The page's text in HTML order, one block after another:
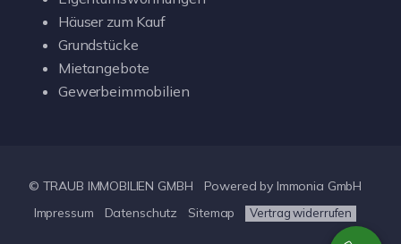
Häuser zum Kauf
Grundstücke
Mietangebote
Gewerbeimmobilien
© TRAUB IMMOBILIEN GMBH
Powered by Immonia GmbH
Impressum
Datenschutz Sitemap Vertrag widerrufen